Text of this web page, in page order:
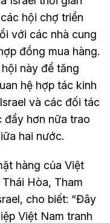
hội chợ triển
với các nhà cung
đồng mua hàng.
này để tăng
hệ hợp tác kinh
và các đối tác
đẩy hơn nữa trao
hai nước.
hàng của Việt
Hòa, Tham
cho biết: “Đây
Việt Nam tranh